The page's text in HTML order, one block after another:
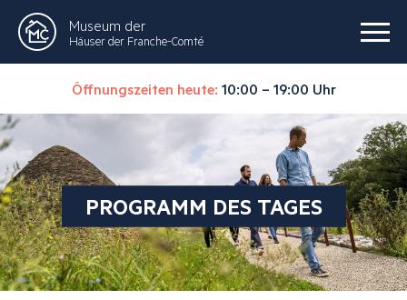
Museum der
Häuser der Franche-Comté
Öffnungszeiten heute: 10:00 – 19:00 Uhr
PROGRAMM DES TAGES